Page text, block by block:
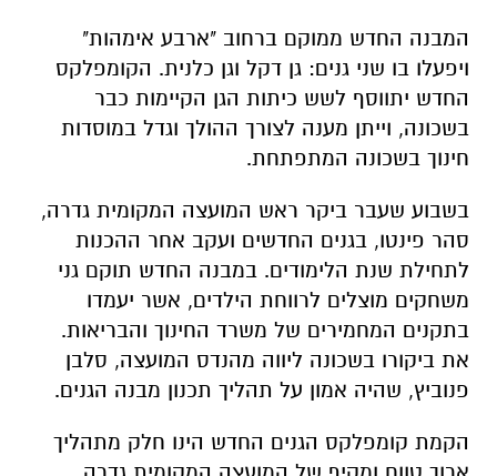
המבנה החדש ממוקם ברחוב "ארבע אימהות"
ויפעלו בו שני גנים: גן דקל וגן כלנית. הקומפלקס
החדש יתווסף לשש כיתות הגן הקיימות כבר
בשכונה, וייתן מענה לצורך ההולך וגדל במוסדות
חינוך בשכונה המתפתחת.
בשבוע שעבר ביקר ראש המועצה המקומית גדרה,
סהר פינטו, בגנים החדשים ועקב אחר ההכנות
לתחילת שנת הלימודים. במבנה החדש תוקם גני
משחקים מוצלים לרווחת הילדים, אשר יעמדו
בתקנים המחמירים של משרד החינוך והבריאות.
את ביקורו בשכונה ליווה מהנדס המועצה, סלבן
פנוביץ, שהיה אמון על תהליך תכנון מבנה הגנים.
הקמת קומפלקס הגנים החדש הינו חלק מתהליך